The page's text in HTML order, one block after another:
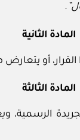
المادة الثانية
أو
المادة الثالثة
الرسمية،